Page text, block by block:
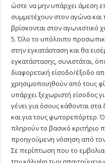
ώστε να μην υπάρχει άμεση
συμμετέχουν στον αγώνα
βρίσκονται στον αγωνιστικό
5. Όλο το υπόλοιπο
στην εγκατάσταση και θα
εγκατάστασης, συνιστάται,
διαφορετική είσοδο/έξοδο
χρησιμοποιηθούν από τους
υπάρχει ξεχωριστή είσοδος
γένει για όσους κάθονται
και για τους φωτορεπόρτερ.
πληρούν το βασικό κριτήριο
προηγούμενη νόσηση από
Σε περίπτωση που το